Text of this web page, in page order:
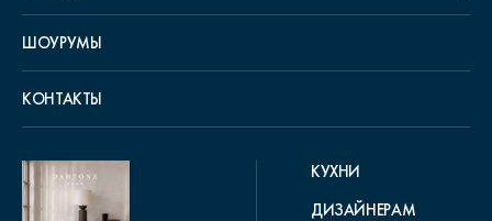
ШОУРУМЫ
КОНТАКТЫ
КУХНИ
ДИЗАЙНЕРАМ